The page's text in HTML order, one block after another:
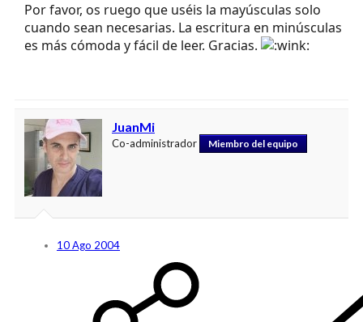
Por favor, os ruego que uséis la mayúsculas solo
cuando sean necesarias. La escritura en minúsculas
es más cómoda y fácil de leer. Gracias.
JuanMi
Co-administrador Miembro del equipo
10 Ago 2004